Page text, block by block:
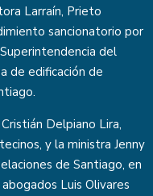
Larraín, Prieto
sancionatorio por
del
de edificación de
Delpiano Lira,
y la ministra Jenny
de Santiago, en
Luis Olivares